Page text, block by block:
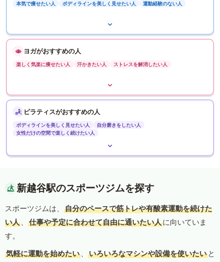
本気で痩せたい人 ボディラインを美しく見せたい人 運動経験のない人
ヨガがおすすめの人
楽しく気楽に痩せたい人 汗かきたい人 ストレスを解消したい人
ピラティスがおすすめの人
ボディラインを美しく見せたい人
自分磨きをしたい人
女性だけの空間で楽しく続けたい人
新越谷駅のスポーツジムを探す
スポーツジムは、
自分のペースで筋トレや有酸素運動を続けた
い人 、 仕事や予定に合わせて自由に通いたい人に向いていま
す。
気軽に運動を始めたい 、 いろいろなマシンや設備を使いたい と